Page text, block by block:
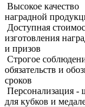
Высокое качество
наградной
Доступная
изготовления
и призов
Строгое
обязательств и
сроков
Персонализация -
для кубков и